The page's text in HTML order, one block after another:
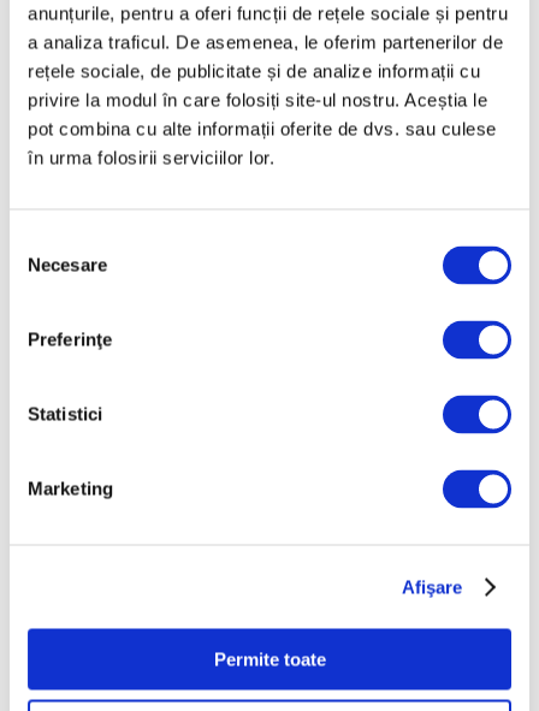
anunțurile, pentru a oferi funcții de rețele sociale și pentru
a analiza traficul. De asemenea, le oferim partenerilor de
rețele sociale, de publicitate și de analize informații cu
privire la modul în care folosiți site-ul nostru. Aceștia le
pot combina cu alte informații oferite de dvs. sau culese
în urma folosirii serviciilor lor.
consimțământului
Necesare
Preferinţe
Statistici
Marketing
Afişare
Permite toate
cineastului român
Andrei Ujică
5 August 2026
Nou spațiu dedicat artei
contemporane,
educației și comunității,
Jeff Koons, la Muzeul de
Artǎ
Urmăreşte-ne pe